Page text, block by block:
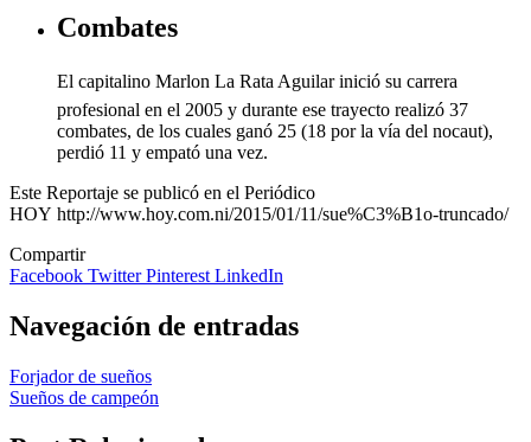
Combates
El capitalino Marlon La Rata Aguilar inició su carrera
profesional en el 2005 y durante ese trayecto realizó 37
combates, de los cuales ganó 25 (18 por la vía del nocaut),
perdió 11 y empató una vez.
Este Reportaje se publicó en el Periódico
HOY http://www.hoy.com.ni/2015/01/11/sue%C3%B1o-truncado/
Compartir
Facebook TwitterPinterest LinkedIn
Navegación de entradas
Forjador de sueños
Sueños de campeón